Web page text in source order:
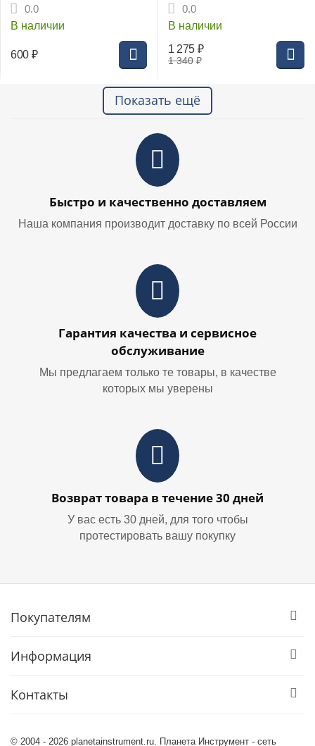
трещеточный
реверс.механизм 13мм
(63463i)
0.0
В наличии
600 ₽
Tee с реверсом 12мм
(14-6012-5)
0.0
В наличии
1 340 ₽
1 275 ₽
Показать ещё
Быстро и качественно доставляем
Наша компания производит доставку по всей России
Гарантия качества и сервисное
обслуживание
Мы предлагаем только те товары, в качестве
которых мы уверены
Возврат товара в течение 30 дней
У вас есть 30 дней, для того чтобы
протестировать вашу покупку
Покупателям
Информация
Контакты
© 2004 - 2026 planetainstrument.ru. Планета Инструмент - сеть